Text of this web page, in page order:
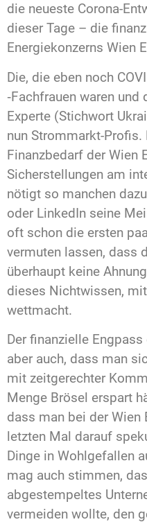
die neueste Corona-
dieser Tage – die
Energiekonzerns Wien
Die, die eben noch
‑Fachfrauen waren
Experte (Stichwort
nun Strommarkt-Profis.
Finanzbedarf der Wien
Sicherstellungen am
nötigt so manchen
oder LinkedIn seine
oft schon die ersten
vermuten lassen, dass
überhaupt keine
dieses Nichtwissen,
wettmacht.
Der finanzielle
aber auch, dass man
mit zeitgerechter
Menge Brösel erspart
dass man bei der Wien
letzten Mal darauf
Dinge in Wohlgefallen
mag auch stimmen,
abgestempeltes
vermeiden wollte, den